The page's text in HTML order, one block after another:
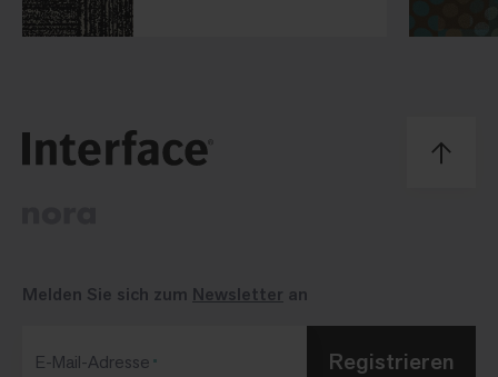
Melden Sie sich zum Newsletter an
E-Mail-Adresse Registrieren